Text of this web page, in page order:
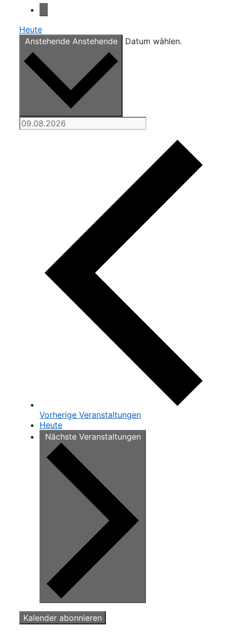
Heute
Anstehende Anstehende Datum wählen.
Vorherige Veranstaltungen
Heute
Nächste Veranstaltungen
Kalender abonnieren